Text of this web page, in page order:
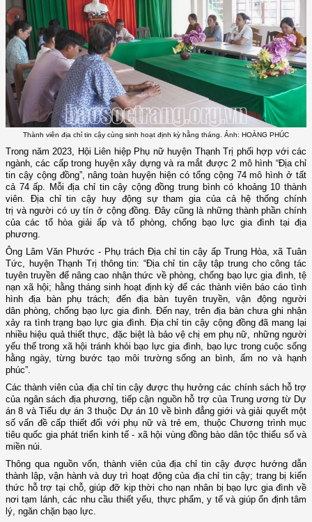
Thành viên địa chỉ tin cậy cùng sinh hoạt định kỳ hằng tháng. Ảnh: HOÀNG PHÚC
Trong năm 2023, Hội Liên hiệp Phụ nữ huyện Thạnh Trị phối hợp với các
ngành, các cấp trong huyện xây dựng và ra mắt được 2 mô hình “Địa chỉ
tin cậy cộng đồng”, nâng toàn huyện hiện có tổng cộng 74 mô hình ở tất
cả 74 ấp. Mỗi địa chỉ tin cậy cộng đồng trung bình có khoảng 10 thành
viên. Địa chỉ tin cậy huy động sự tham gia của cả hệ thống chính
trị và người có uy tín ở cộng đồng. Đây cũng là những thành phần chính
của các tổ hòa giải ấp và tổ phòng, chống bạo lực gia đình tại địa
phương.
Ông Lâm Văn Phước - Phụ trách Địa chỉ tin cậy ấp Trung Hòa, xã Tuân
Tức, huyện Thạnh Trị thông tin: “Địa chỉ tin cậy tập trung cho công tác
tuyên truyền để nâng cao nhận thức về phòng, chống bạo lực gia đình, tệ
nạn xã hội; hằng tháng sinh hoạt định kỳ để các thành viên báo cáo tình
hình địa bàn phụ trách; đến địa bàn tuyên truyền, vận động người
dân phòng, chống bạo lực gia đình. Đến nay, trên địa bàn chưa ghi nhận
xảy ra tình trạng bạo lực gia đình. Địa chỉ tin cậy cộng đồng đã mang lại
nhiều hiệu quả thiết thực, đặc biệt là bảo vệ chị em phụ nữ, những người
yếu thế trong xã hội tránh khỏi bạo lực gia đình, bạo lực trong cuộc sống
hằng ngày, từng bước tạo môi trường sống an bình, ấm no và hạnh
phúc”.
Các thành viên của địa chỉ tin cậy được thụ hưởng các chính sách hỗ trợ
của ngân sách địa phương, tiếp cận nguồn hỗ trợ của Trung ương từ Dự
án 8 và Tiểu dự án 3 thuộc Dự án 10 về bình đẳng giới và giải quyết một
số vấn đề cấp thiết đối với phụ nữ và trẻ em, thuộc Chương trình mục
tiêu quốc gia phát triển kinh tế - xã hội vùng đồng bào dân tộc thiểu số và
miền núi.
Thông qua nguồn vốn, thành viên của địa chỉ tin cậy được hướng dẫn
thành lập, vận hành và duy trì hoạt động của địa chỉ tin cậy; trang bị kiến
thức hỗ trợ tại chỗ, giúp đỡ kịp thời cho nạn nhân bị bạo lực gia đình về
nơi tạm lánh, các nhu cầu thiết yếu, thực phẩm, y tế và giúp ổn định tâm
lý, ngăn chặn bạo lực.